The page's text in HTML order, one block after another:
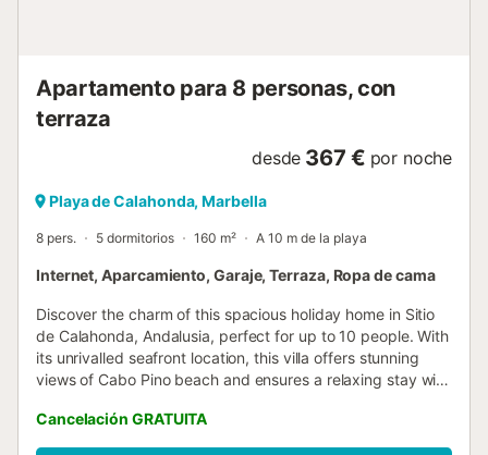
Apartamento para 8 personas, con
terraza
desde 367 € por noche
Playa de Calahonda, Marbella
8 pers. 5 dormitorios 160 m² A 10 m de la playa
Internet, Aparcamiento, Garaje, Terraza, Ropa de cama
Discover the charm of this spacious holiday home in Sitio
de Calahonda, Andalusia, perfect for up to 10 people. With
its unrivalled seafront location, this villa offers stunning
views of Cabo Pino beach and ensures a relaxing stay with
is ideal for those looking to escape the hustle and bustle of
everyday life without giving up the pleasures of the
Cancelación GRATUITA